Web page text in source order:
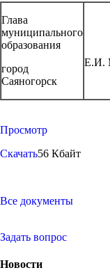
Глава
муниципального
образования
город
Саяногорск
Е.И.
Просмотр
Скачать56 Кбайт
Все документы
Задать вопрос
Новости